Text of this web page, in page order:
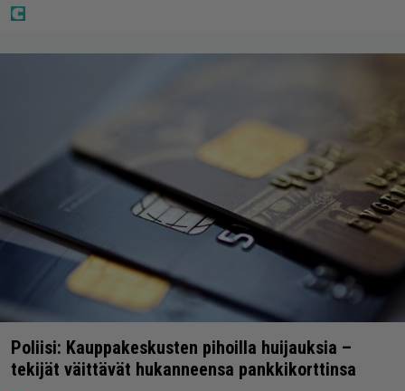
Poliisi: Kauppakeskusten pihoilla huijauksia –
tekijät väittävät hukanneensa pankkikorttinsa